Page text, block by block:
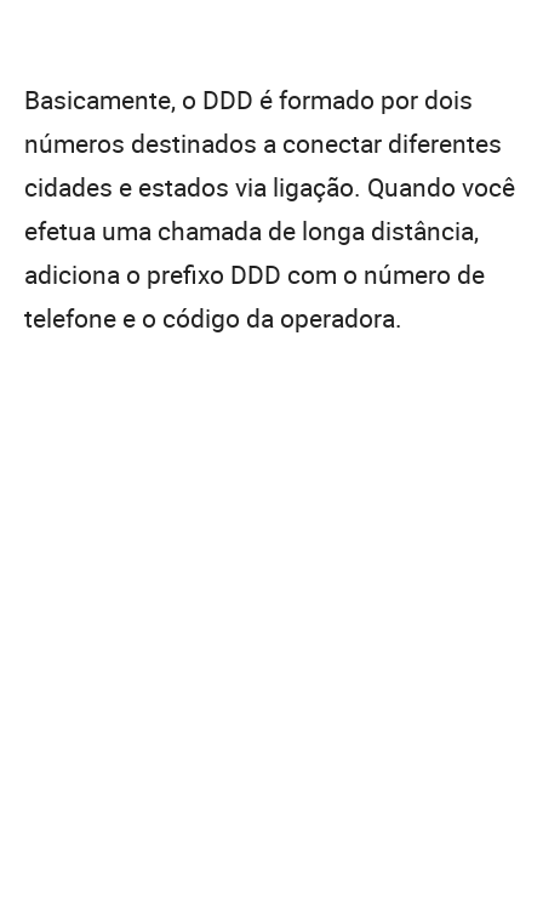
Basicamente, o DDD é formado por dois
números destinados a conectar diferentes
cidades e estados via ligação. Quando você
efetua uma chamada de longa distância,
adiciona o prefixo DDD com o número de
telefone e o código da operadora.